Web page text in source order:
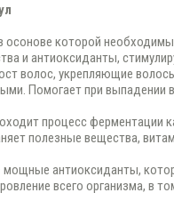
осонове которой
и антиоксиданты,
волос, укрепляющие
Помогает при выпадении
процесс ферментации
полезные вещества,
мощные антиоксиданты,
всего организма, в